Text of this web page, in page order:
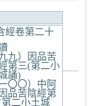
經卷第二十
九九）因品苦
第三(第二小
誦)
一〇〇）中阿
品苦陰經第
第二小土城